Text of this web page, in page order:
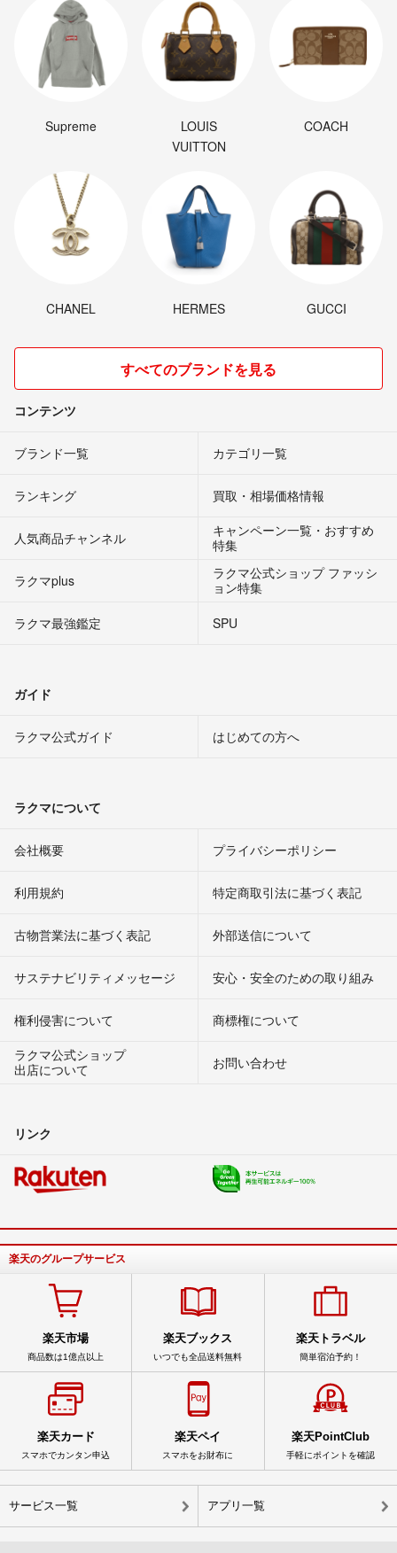
Supreme
LOUIS
VUITTON
COACH
CHANEL HERMES GUCCI
すべてのブランドを見る
コンテンツ
ブランド一覧 カテゴリ一覧
ランキング 買取・相場価格情報
人気商品チャンネル
キャンペーン一覧・おすすめ
特集
ラクマplus
ラクマ公式ショップ ファッシ
ョン特集
ラクマ最強鑑定
SPU
ガイド
ラクマ公式ガイド はじめての方へ
ラクマについて
会社概要 プライバシーポリシー
利用規約 特定商取引法に基づく表記
古物営業法に基づく表記 外部送信について
サステナビリティメッセージ 安心・安全のための取り組み
権利侵害について
商標権について
ラクマ公式ショップ
出店について
お問い合わせ
リンク
楽天のグループサービス
楽天市場
商品数は1億点以上
楽天ブックス
いつでも全品送料無料
楽天トラベル
簡単宿泊予約！
楽天カード
スマホでカンタン申込
楽天ペイ
スマホをお財布に
楽天PointClub
手軽にポイントを確認
サービス一覧 アプリ一覧